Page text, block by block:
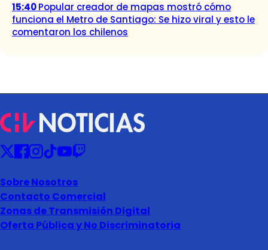
15:40Popular creador de mapas mostró cómo
funciona el Metro de Santiago: Se hizo viral y esto le
comentaron los chilenos
Sobre Nosotros
Contacto Comercial
Zonas de Transmisión Digital
Oferta Pública y No Discriminatoria